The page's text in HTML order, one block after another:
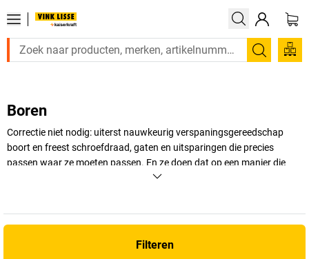
Zoeken
Boren
Correctie niet nodig: uiterst nauwkeurig verspaningsgereedschap
boort en freest schroefdraad, gaten en uitsparingen die precies
passen waar ze moeten passen. En ze doen dat op een manier die
bijzonder vriendelijk is voor het materiaal en met de juiste hoeveelheid
Filteren